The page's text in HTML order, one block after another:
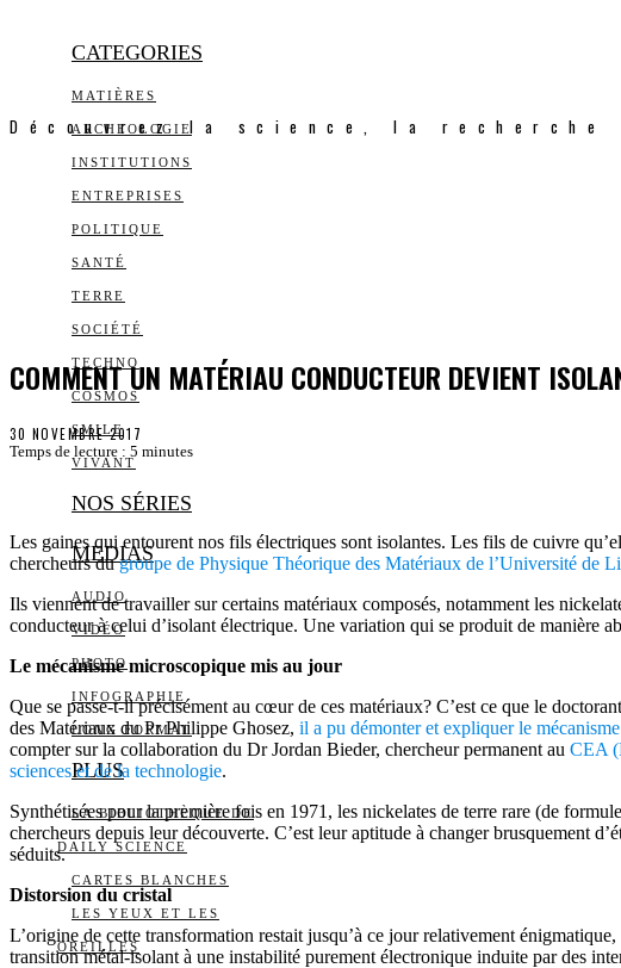
CATEGORIES
MATIÈRES
ARCHEOLOGIE
INSTITUTIONS
ENTREPRISES
POLITIQUE
SANTÉ
TERRE
SOCIÉTÉ
TECHNO
COSMOS
SMILE
VIVANT
NOS SÉRIES
MEDIAS
AUDIO
VIDÉO
PHOTO
INFOGRAPHIE
LONG FORMAT
PLUS
LA BIBLIOTHÈQUE DE
DAILY SCIENCE
CARTES BLANCHES
LES YEUX ET LES
OREILLES
Découvrez la science, la recherche
COMMENT UN MATÉRIAU CONDUCTEUR DEVIENT
30 NOVEMBRE 2017
Temps de lecture : 5 minutes
Les gaines qui entourent nos fils électriques sont isolantes. Les fils de cuivre
chercheurs dugroupe de Physique Théorique des Matériaux de l’Université de
Ils viennent de travailler sur certains matériaux composés, notamment les
conducteur à celui d’isolant électrique. Une variation qui se produit de manière
Le mécanisme microscopique mis au jour
Que se passe-t-il précisément au cœur de ces matériaux? C’est ce que le
des Matériaux du Pr Philippe Ghosez, il a pu démonter et expliquer le
compter sur la collaboration du Dr Jordan Bieder, chercheur permanent au CEA
sciences et de la technologie.
Synthétisées pour la première fois en 1971, les nickelates de terre rare (de
chercheurs depuis leur découverte. C’est leur aptitude à changer brusquement
séduits.
Distorsion du cristal
L’origine de cette transformation restait jusqu’à ce jour relativement
transition métal-isolant à une instabilité purement électronique induite par des